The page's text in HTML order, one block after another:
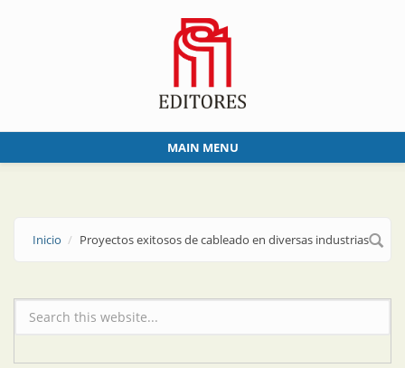
MAIN MENU
Inicio Proyectos exitosos de cableado en diversas industrias
Formulario de búsqueda